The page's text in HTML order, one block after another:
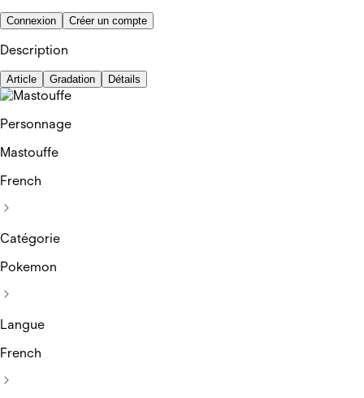
Connexion Créer un compte
Description
Article Gradation Détails
Personnage
Mastouffe
French
Catégorie
Pokemon
Langue
French